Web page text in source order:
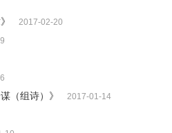
2017-02-20
（组诗）》 2017-01-14